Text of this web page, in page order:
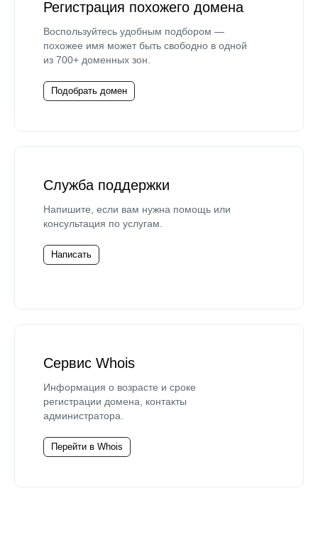
Регистрация похожего домена
Воспользуйтесь удобным подбором —
похожее имя может быть свободно в одной
из 700+ доменных зон.
Подобрать домен
Служба поддержки
Напишите, если вам нужна помощь или
консультация по услугам.
Написать
Сервис Whois
Информация о возрасте и сроке
регистрации домена, контакты
администратора.
Перейти в Whois